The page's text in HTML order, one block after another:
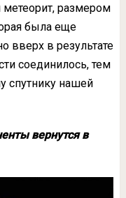
размером
была еще
вверх в результате
соединилось, тем
спутнику нашей
вернутся в